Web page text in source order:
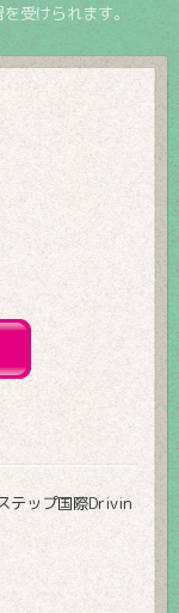
受けられます。
テップ国際Drivin